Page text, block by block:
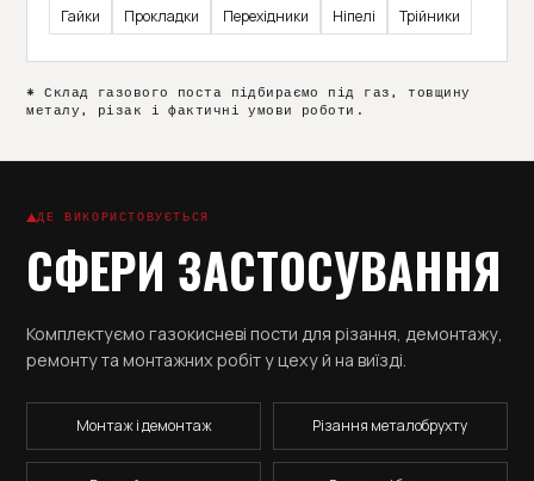
Гайки
Прокладки Перехідники Ніпелі Трійники
* Склад газового поста підбираємо під газ, товщину
металу, різак і фактичні умови роботи.
ДЕ ВИКОРИСТОВУЄТЬСЯ
СФЕРИ ЗАСТОСУВАННЯ
Комплектуємо газокисневі пости для різання, демонтажу,
ремонту та монтажних робіт у цеху й на виїзді.
Монтаж і демонтаж Різання металобрухту